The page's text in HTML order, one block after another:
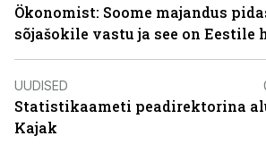
Ökonomist: Soome majandus
sõjašokile vastu ja see on Eestile
UUDISED
Statistikaameti peadirektorina
Kajak